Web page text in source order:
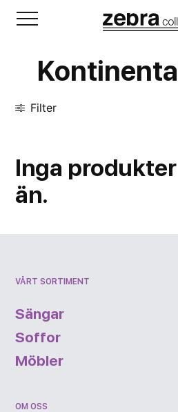
Filter
Inga produkter
än.
VÅRT SORTIMENT
Sängar
Soffor
Möbler
OM OSS